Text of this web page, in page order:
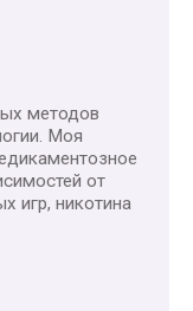
методов
Моя
от
игр, никотина